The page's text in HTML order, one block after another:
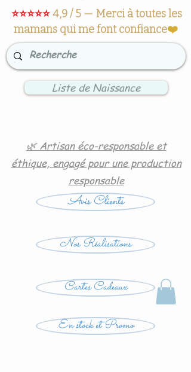
⭐⭐⭐⭐⭐4,9 / 5 — Merci à toutes les
mamans qui me font confiance❤️
Liste de Naissance
🌿 Artisan éco-responsable et
éthique, engagé pour une production
responsable
Avis Clients
Nos Réalisations
Cartes Cadeaux
En stock et Promo